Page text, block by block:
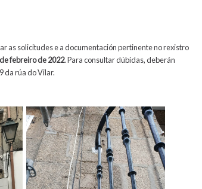
as solicitudes e a documentación pertinente no rexistro
febreiro de 2022. Para consultar dúbidas, deberán
da rúa do Vilar.